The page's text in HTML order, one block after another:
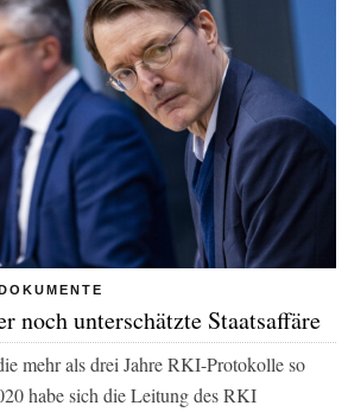
noch unterschätzte Staatsaffäre
mehr als drei Jahre RKI-Protokolle so
habe sich die Leitung des RKI